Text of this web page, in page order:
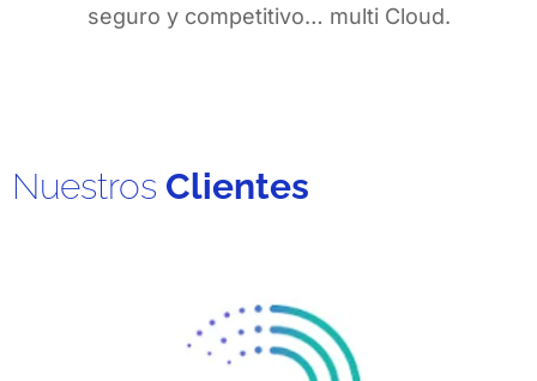
seguro y competitivo… multi Cloud.
Nuestros Clientes